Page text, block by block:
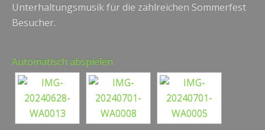
Unterhaltungsmusik für die zahlreichen Sommerfest
Besucher.
Automatisch abspielen